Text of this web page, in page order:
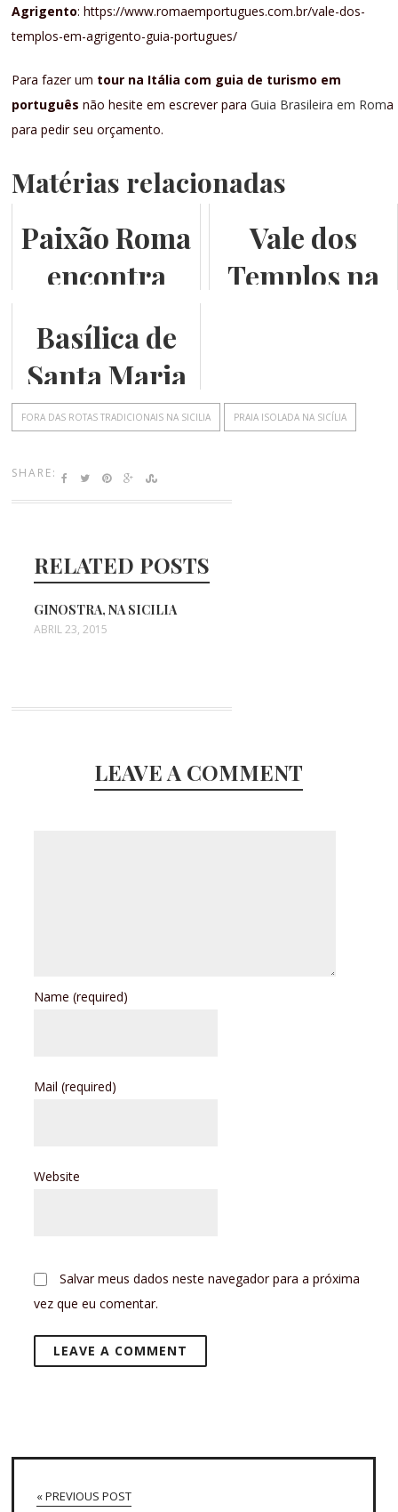
Agrigento: https://www.romaemportugues.com.br/vale-dos-
templos-em-agrigento-guia-portugues/
Para fazer um tour na Itália com guia de turismo em
português não hesite em escrever paraGuia Brasileira em Roma
para pedir seu orçamento.
Matérias relacionadas
Paixão Roma
encontra
Vale dos
Templos na
Basílica de
Santa Maria
Sopra
FORA DAS ROTAS TRADICIONAIS NA SICILIA PRAIA ISOLADA NA SICÍLIA
SHARE:
RELATED POSTS
GINOSTRA, NA SICILIA
ABRIL 23, 2015
LEAVE A COMMENT
Name(required)
Mail(required)
Website
Salvar meus dados neste navegador para a próxima
vez que eu comentar.
« PREVIOUS POST